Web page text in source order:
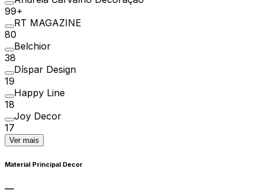
99+
RT MAGAZINE
80
Belchior
38
Díspar Design
19
Happy Line
18
Joy Decor
17
Ver mais
Material Principal Decor